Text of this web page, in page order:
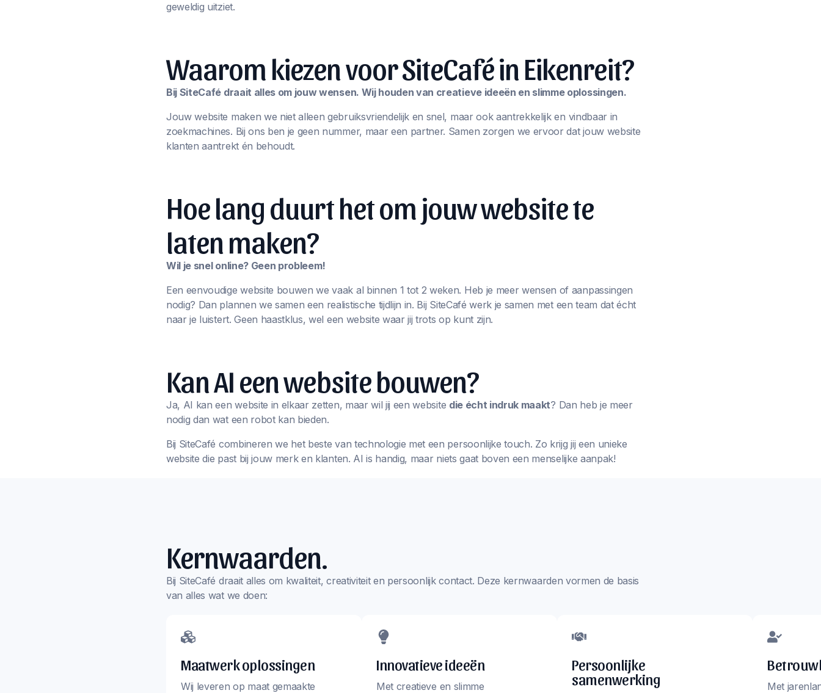
geweldig uitziet.
Waarom kiezen voor SiteCafé in Eikenreit?
Bij SiteCafé draait alles om jouw wensen. Wij houden van creatieve ideeën en slimme oplossingen.
Jouw website maken we niet alleen gebruiksvriendelijk en snel, maar ook aantrekkelijk en vindbaar in
zoekmachines. Bij ons ben je geen nummer, maar een partner. Samen zorgen we ervoor dat jouw website
klanten aantrekt én behoudt.
Hoe lang duurt het om jouw website te
laten maken?
Wil je snel online? Geen probleem!
Een eenvoudige website bouwen we vaak al binnen 1 tot 2 weken. Heb je meer wensen of aanpassingen
nodig? Dan plannen we samen een realistische tijdlijn in. Bij SiteCafé werk je samen met een team dat écht
naar je luistert. Geen haastklus, wel een website waar jij trots op kunt zijn.
Kan AI een website bouwen?
Ja, AI kan een website in elkaar zetten, maar wil jij een website die écht indruk maakt? Dan heb je meer
nodig dan wat een robot kan bieden.
Bij SiteCafé combineren we het beste van technologie met een persoonlijke touch. Zo krijg jij een unieke
website die past bij jouw merk en klanten. AI is handig, maar niets gaat boven een menselijke aanpak!
Kernwaarden.
Bij SiteCafé draait alles om kwaliteit, creativiteit en persoonlijk contact. Deze kernwaarden vormen de basis
van alles wat we doen:
Maatwerk oplossingen
Wij leveren op maat gemaakte
Innovatieve ideeën
Met creatieve en slimme
Persoonlijke
samenwerking
Met